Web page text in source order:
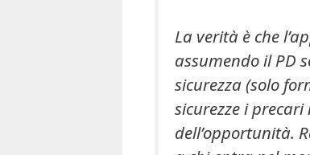
La verità è che
assumendo il PD
sicurezza (solo
sicurezze i
dell’opportunità.